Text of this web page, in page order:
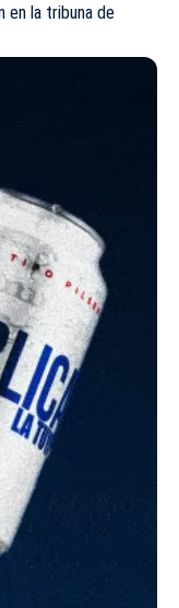
en la tribuna de